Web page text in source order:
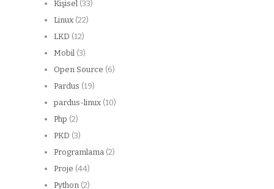
Kişisel (33)
Linux (22)
LKD (12)
Mobil (3)
Open Source (6)
Pardus (19)
pardus-linux (10)
Php (2)
PKD (3)
Programlama (2)
Proje (44)
Python (2)